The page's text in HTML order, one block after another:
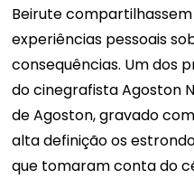
Beirute
experiências pessoais
consequências. Um dos
do cinegrafista Agoston
de Agoston, gravado
alta definição os
que tomaram conta do